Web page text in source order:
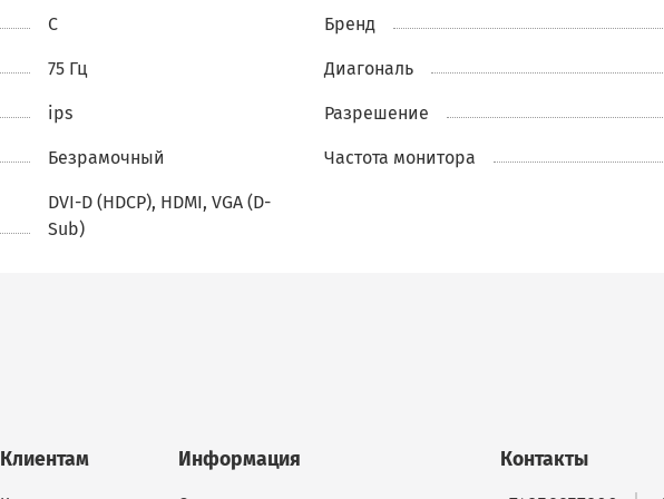
изображение ярким и четким даже при ярком освещении.
Частота обновления 75 Гц обеспечивает плавное
включаяDVI-D (HDCP), HDMI и VGA (D-Sub), что делает его
невероятно универсальным и совместимым с различными
устройствами. Безрамочный дизайн придает монитору
современный и стильный вид, идеально подходящий для
C Бренд
75 Гц Диагональ
ips Разрешение
Безрамочный Частота монитора
DVI-D (HDCP), HDMI, VGA (D-
Sub)
Клиентам Информация
Контакты